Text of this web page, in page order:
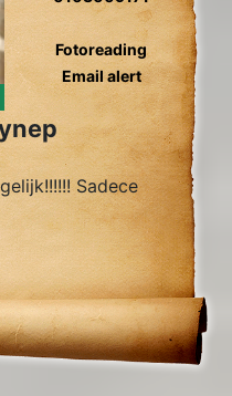
Fotoreading
Email alert
Sadece